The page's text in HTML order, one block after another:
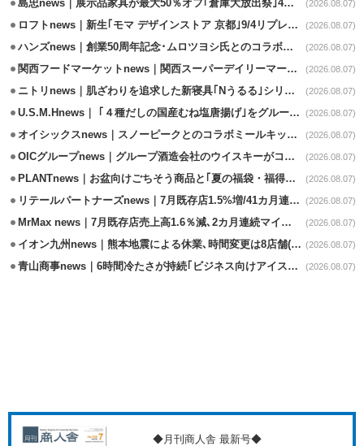
島忠news｜展示品家具が最大50％オフ｢倉庫大放出祭｣4店舗限定で開催 (2026.08.07)
ロフトnews｜新生｢モマ デザインストア 京都｣9/4リプレイスオープン (2026.08.07)
ハンズnews｜創業50周年記念･ムロツヨシ氏とのコラボ企画｢ムロハンズ｣開催 (2026.08.07)
関西フードマーケットnews｜関西スーパーデイリーマート蒲生店8/7改装 (2026.08.07)
ニトリnews｜肌ざわりを追求した新寝具｢Nうるる｣シリーズを発売 (2026.08.07)
U.S.M.Hnews｜ ｢４種だしの国産むね塩唐揚げ｣をグループ610店で共同販促 (2026.08.07)
オイシックスnews｜スノーピークとのコラボミールキット8/13発売 (2026.08.07)
OICグループnews｜グループ酒造会社のウイスキーがコンペティション受賞 (2026.08.07)
PLANTnews｜お盆向けごちそう商品と｢夏の福袋・福得カート｣8/8から開催 (2026.08.07)
リテールパートナーズnews｜7月既存店1.5%増/41カ月連続増 (2026.08.07)
MrMax news｜7月既存店売上高1.6％減､2カ月連続マイナス (2026.08.07)
イオン九州news｜熊本地震による休業､時間変更は8店舗(8/7時点) (2026.08.07)
青山商事news｜6時間冷たさが持続｢ビジネス向けアイスベスト｣発売 (2026.08.07)
◆月刊商人舎 最新号◆